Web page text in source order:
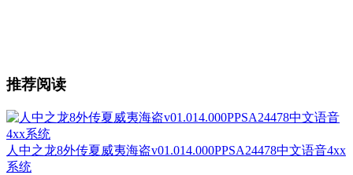
推荐阅读
人中之龙8外传夏威夷海盗v01.014.000PPSA24478中文语音4xx
系统